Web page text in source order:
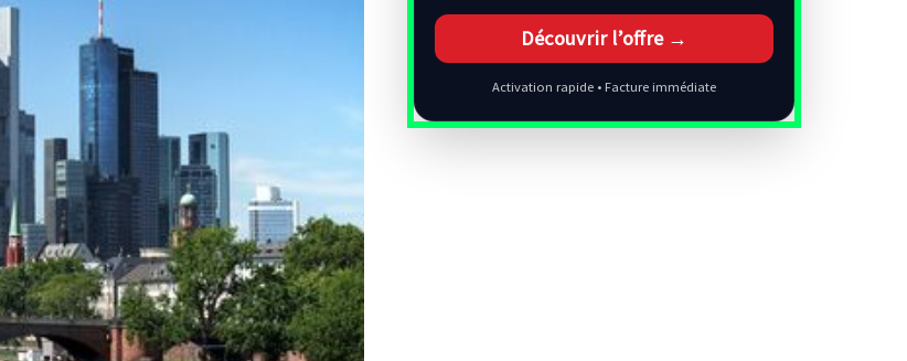
Découvrir l’offre →
Activation rapide • Facture immédiate